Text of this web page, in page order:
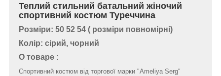
Теплий стильний батальний жіночий
спортивний костюм Туреччина
Розміри: 50 52 54 ( розміри повномірні)
Колір: сірий, чорний
О товаре :
Спортивний костюм від торгової марки "Ameliya Serg"